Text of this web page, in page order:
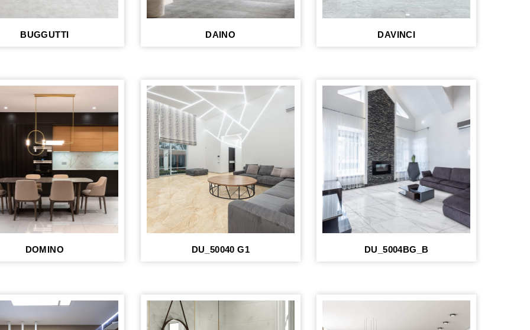
BUGGUTTI DAINO DAVINCI
DOMINO DU_50040 G1 DU_5004BG_B